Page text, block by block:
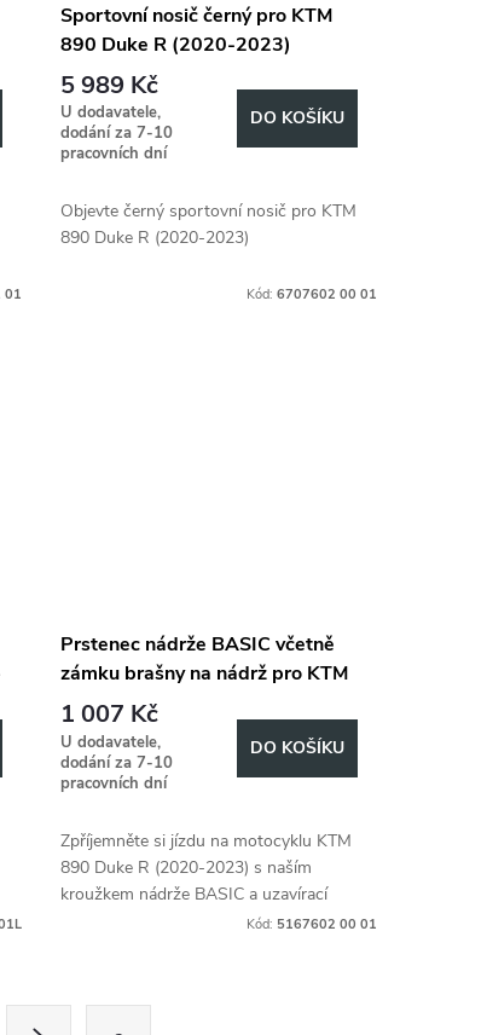
01
Sportovní nosič černý pro KTM
890 Duke R (2020-2023)
5 989 Kč
U dodavatele,
dodání za 7-10
pracovních dní
DO KOŠÍKU
Objevte černý sportovní nosič pro KTM
890 Duke R (2020-2023)
Kód: 6707602 00 01
Prstenec nádrže BASIC včetně
zámku brašny na nádrž pro KTM
890 Duke R (2020-2023)
1 007 Kč
U dodavatele,
dodání za 7-10
pracovních dní
DO KOŠÍKU
Zpříjemněte si jízdu na motocyklu KTM
890 Duke R (2020-2023) s naším
kroužkem nádrže BASIC a uzavírací
jednotkou brašny na nádrž.
Kód: 5167602 00 01